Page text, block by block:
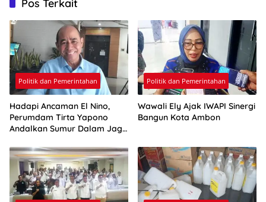
Pos Terkait
Politik dan Pemerintahan
Hadapi Ancaman El Nino,
Perumdam Tirta Yapono
Andalkan Sumur Dalam Jaga
Politik dan Pemerintahan
Wawali Ely Ajak IWAPI Sinergi
Bangun Kota Ambon